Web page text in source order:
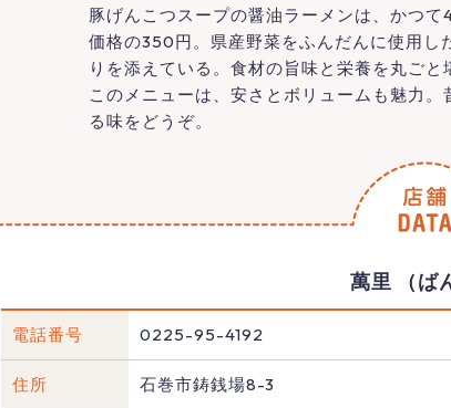
豚げんこつスープの醤油ラーメンは、かつ
価格の350円。県産野菜をふんだんに使用し
りを添えている。食材の旨味と栄養を丸ご
このメニューは、安さとボリュームも魅力
る味をどうぞ。
萬里 （ば
電話番号 0225-95-4192
住所 石巻市鋳銭場8-3